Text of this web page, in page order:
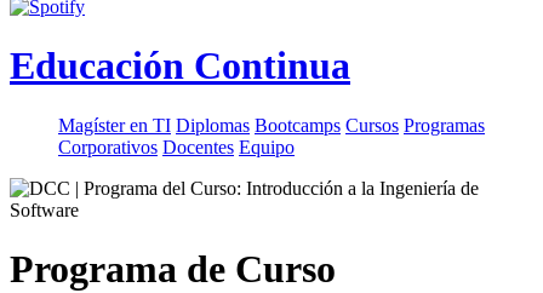
Educación Continua
Magíster en TI Diplomas Bootcamps Cursos Programas
Corporativos Docentes Equipo
Programa de Curso